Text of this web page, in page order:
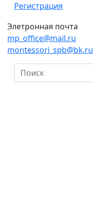
Регистрация
Элетронная почта
mp_office@mail.ru
montessori_spb@bk.ru